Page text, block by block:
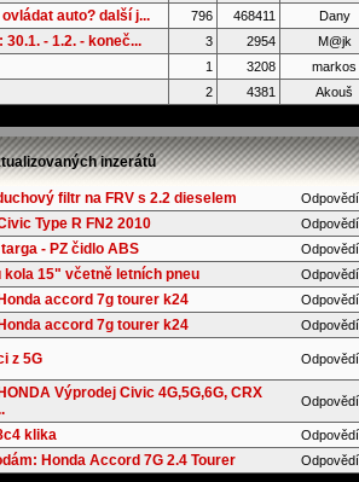
auto? další j... 796 468411 Dany
- 1.2. - koneč... 3 2954 M@jk
1 3208 markos
2 4381 Akouš
inzerátů
filtr na FRV s 2.2 dieselem
Type R FN2 2010
targa - PZ čidlo ABS
kola 15" včetně letních pneu
accord 7g tourer k24
accord 7g tourer k24
z 5G
Výprodej Civic 4G,5G,6G, CRX
klika
Honda Accord 7G 2.4 Tourer